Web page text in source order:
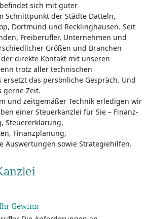
sich mit guter
Schnittpunkt der Städte Datteln,
Dortmund und Recklinghausen. Seit
Freiberufler, Unternehmen und
Größen und Branchen
direkte Kontakt mit unseren
trotz aller technischen
das persönliche Gespräch. Und
gerne Zeit.
und zeitgemäßer Technik erledigen wir
einer Steuerkanzlei für Sie – Finanz-
Steuererklärung,
Finanzplanung,
Auswertungen sowie Strategiehilfen.
Gewinn